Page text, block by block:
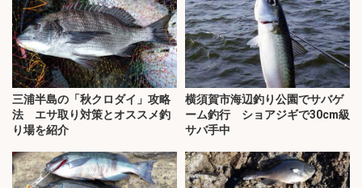
三浦半島の「秋クロダイ」攻略
法 エサ取り対策とオススメ釣
り場を紹介
横須賀市海辺釣り公園でサバゲ
ーム釣行 ショアジギで30cm級
サバ手中